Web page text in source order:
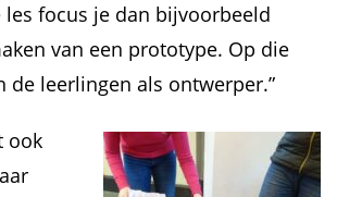
les focus je dan bijvoorbeeld
van een prototype. Op die
de leerlingen als ontwerper.”
ook